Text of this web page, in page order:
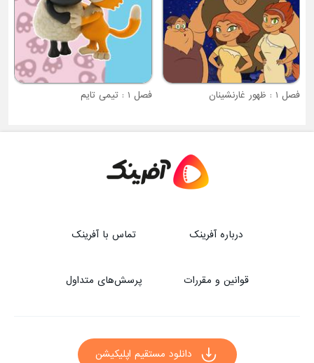
فصل 1 : تیمی تایم
درباره آفرینک تماس با آفرینک
قوانین و مقررات پرسش‌های متداول
دانلود مستقیم اپلیکیشن